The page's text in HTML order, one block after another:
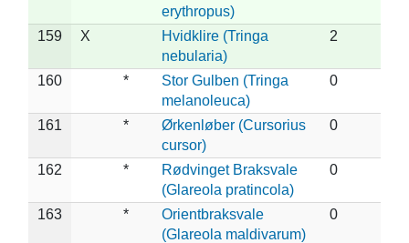
erythropus)
159 X
Hvidklire (Tringa
nebularia)
2
160 *
Stor Gulben (Tringa
melanoleuca)
0
161 *
Ørkenløber (Cursorius
cursor)
0
162 *
Rødvinget Braksvale
(Glareola pratincola)
0
163 *
Orientbraksvale
(Glareola maldivarum)
0